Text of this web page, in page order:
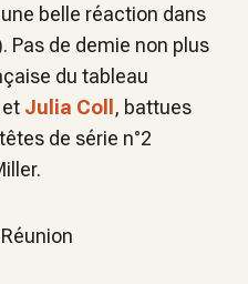
belle réaction dans
Pas de demie non plus
du tableau
et Julia Coll, battues
de série n°2